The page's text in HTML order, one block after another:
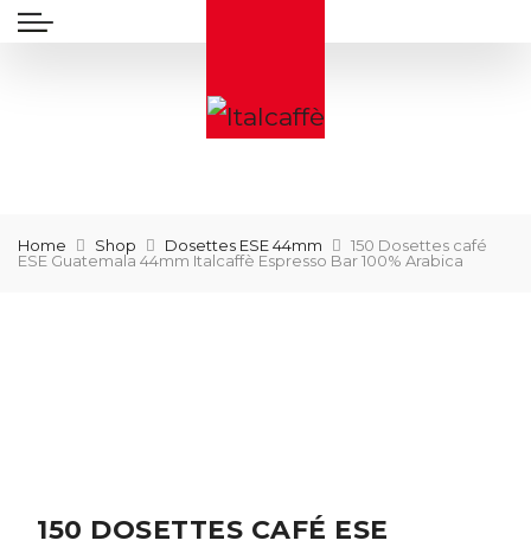
Home Shop Dosettes ESE 44mm
150 Dosettes café
ESE Guatemala 44mm Italcaffè Espresso Bar 100% Arabica
150 DOSETTES CAFÉ ESE